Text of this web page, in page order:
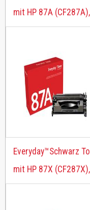
mit HP 87A
Everyday™Schwarz
mit HP 87X